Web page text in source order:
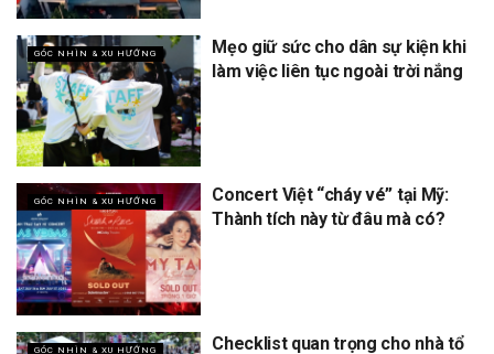
GÓC NHÌN & XU HƯỚNG
Mẹo giữ sức cho dân sự kiện khi
làm việc liên tục ngoài trời nắng
GÓC NHÌN & XU HƯỚNG
Concert Việt “cháy vé” tại Mỹ:
Thành tích này từ đâu mà có?
GÓC NHÌN & XU HƯỚNG
Checklist quan trọng cho nhà tổ